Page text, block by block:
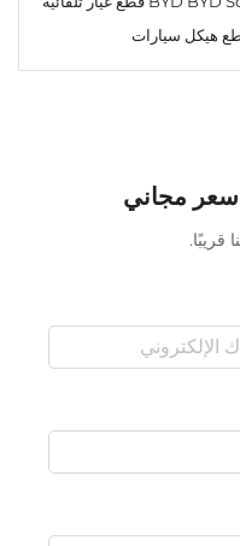
مجاني
قريبًا.